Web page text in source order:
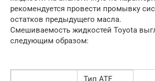
рекомендуется провести промывку
остатков предыдущего масла.
Смешиваемость жидкостей Toyota
следующим образом:
Тип ATF